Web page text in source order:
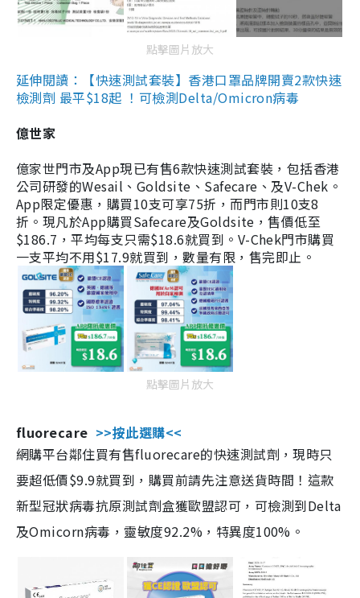
點擊圖片放大
延伸閱讀：【快速測試套裝】香港口罩品牌開賣2款快速
檢測劑 最平$18起 ！可檢測Delta/Omicron病毒
億世家
億家世門市及App現已有售6款快速測試套裝，包括香港
公司研發的Wesail、Goldsite、Safecare、及V-Chek。
App限定優惠，購買10支可享75折，而門市則10支8
折。現凡於App購買Safecare及Goldsite，售價低至
$186.7，平均每支只需$18.6就買到。V-Chek門市購買
一支平均不用$17.9就買到，數量有限，售完即止。
點擊圖片放大
fluorecare >>按此選購<<
網購平台鄰住買有售fluorecare的快速測試劑，現時只
要超低價$9.9就買到，購買前請先注意送貨時間！這款
新型冠狀病毒抗原測試劑盒獲歐盟認可，可檢測到Delta
及Omicorn病毒，靈敏度92.2%，特異度100%。